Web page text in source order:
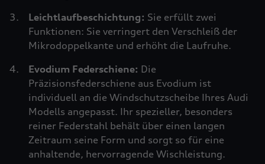
Leichtlaufbeschichtung: Sie erfüllt zwei
Funktionen: Sie verringert den Verschleiß der
Mikrodoppelkante und erhöht die Laufruhe.
Evodium Federschiene: Die
Präzisionsfederschiene aus Evodium ist
individuell an die Windschutzscheibe Ihres Audi
Modells angepasst. Ihr spezieller, besonders
reiner Federstahl behält über einen langen
Zeitraum seine Form und sorgt so für eine
anhaltende, hervorragende Wischleistung.